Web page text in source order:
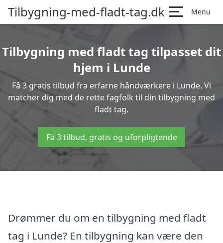
Tilbygning-med-fladt-tag.dk Menu
Tilbygning med fladt tag tilpasset dit
hjem i Lunde
Få 3 gratis tilbud fra erfarne håndværkere i Lunde. Vi
matcher dig med de rette fagfolk til din tilbygning med
fladt tag.
Få 3 tilbud, gratis og uforpligtende
Drømmer du om en tilbygning med fladt
tag i Lunde? En tilbygning kan være den